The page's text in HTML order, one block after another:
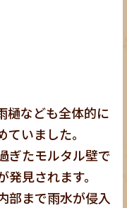
樋なども全体的に
いました。
ぎたモルタル壁で
見されます。
部まで雨水が侵入